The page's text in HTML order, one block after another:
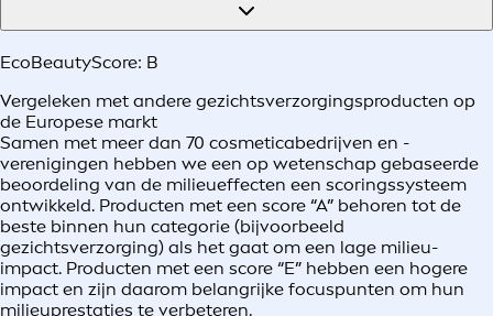
EcoBeautyScore: B
Vergeleken met andere gezichtsverzorgingsproducten op
de Europese markt
Samen met meer dan 70 cosmeticabedrijven en -
verenigingen hebben we een op wetenschap gebaseerde
beoordeling van de milieueffecten een scoringssysteem
ontwikkeld. Producten met een score “A” behoren tot de
beste binnen hun categorie (bijvoorbeeld
gezichtsverzorging) als het gaat om een lage milieu-
impact. Producten met een score “E” hebben een hogere
impact en zijn daarom belangrijke focuspunten om hun
milieuprestaties te verbeteren.